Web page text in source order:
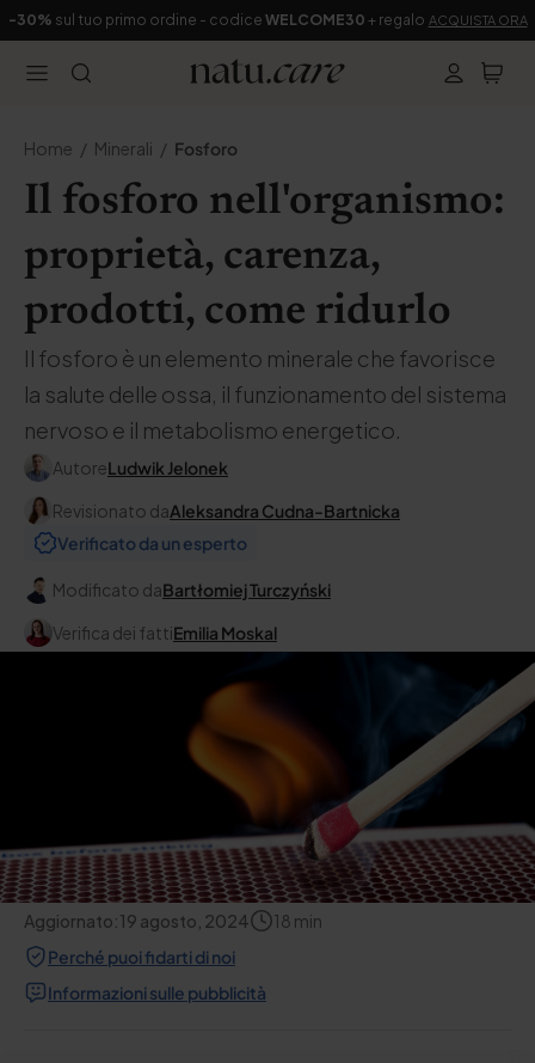
-30% sul tuo primo ordine - codice WELCOME30 + regalo ACQUISTA ORA
Home Minerali Fosforo
Il fosforo nell'organismo:
proprietà, carenza,
prodotti, come ridurlo
Il fosforo è un elemento minerale che favorisce
la salute delle ossa, il funzionamento del sistema
nervoso e il metabolismo energetico.
AutoreLudwik Jelonek
Revisionato daAleksandra Cudna-Bartnicka
Verificato da un esperto
Modificato daBartłomiej Turczyński
Verifica dei fattiEmilia Moskal
Aggiornato:19 agosto, 2024 18 min
Perché puoi fidarti di noi
Informazioni sulle pubblicità